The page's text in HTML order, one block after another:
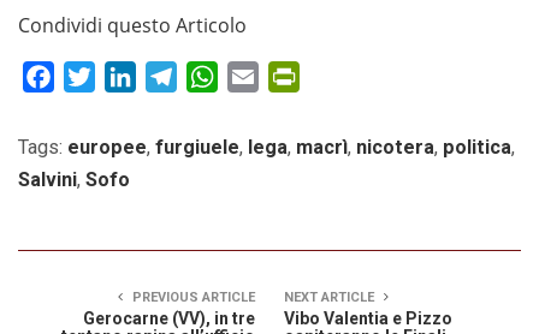
Condividi questo Articolo
FacebookTwitterLinkedInTelegramWhatsApp
Email
Tags: europee, furgiuele, lega, macrì, nicotera, politica,
Salvini, Sofo
PREVIOUS ARTICLE
Gerocarne (VV), in tre
NEXT ARTICLE
Vibo Valentia e Pizzo